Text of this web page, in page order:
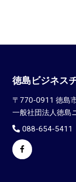
徳島ビジネス
〒770-0911 徳島
一般社団法人徳島
088-654-5411
Facebook